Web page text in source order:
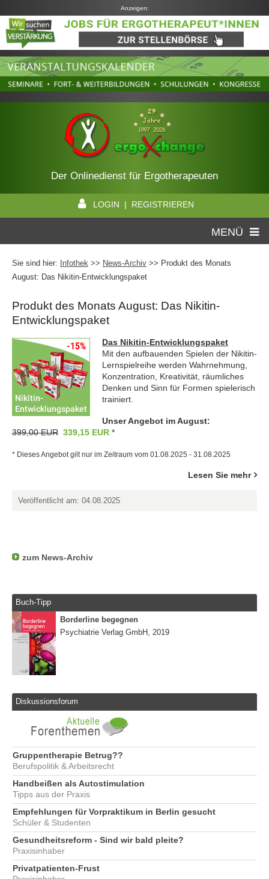
Anzeigen:
Der Onlinedienst für Ergotherapeuten
LOGIN | REGISTRIEREN
MENÜ
Sie sind hier: Infothek >> News-Archiv >> Produkt des Monats
August: Das Nikitin-Entwicklungspaket
Produkt des Monats August: Das Nikitin-
Entwicklungspaket
Das Nikitin-Entwicklungspaket
Mit den aufbauenden Spielen der Nikitin-
Lernspielreihe werden Wahrnehmung,
Konzentration, Kreativität, räumliches
Denken und Sinn für Formen spielerisch
trainiert.
Unser Angebot im August:
399,00 EUR 339,15 EUR *
* Dieses Angebot gilt nur im Zeitraum vom 01.08.2025 - 31.08.2025
Lesen Sie mehr
Veröffentlicht am: 04.08.2025
zum News-Archiv
Buch-Tipp
Borderline begegnen
Psychiatrie Verlag GmbH, 2019
Diskussionsforum
Gruppentherapie Betrug??
Berufspolitik & Arbeitsrecht
Handbeißen als Autostimulation
Tipps aus der Praxis
Empfehlungen für Vorpraktikum in Berlin gesucht
Schüler & Studenten
Gesundheitsreform - Sind wir bald pleite?
Praxisinhaber
Privatpatienten-Frust